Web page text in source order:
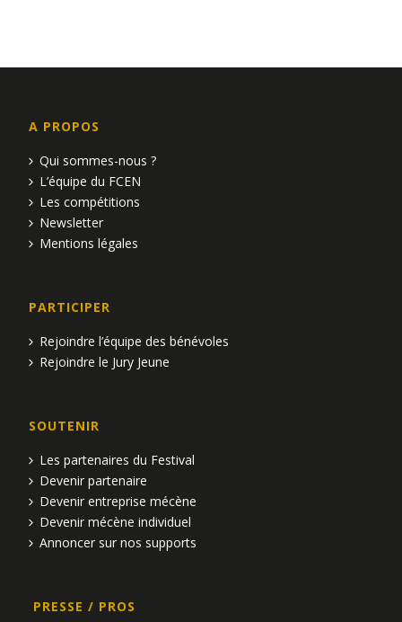
A PROPOS
Qui sommes-nous ?
L’équipe du FCEN
Les compétitions
Newsletter
Mentions légales
PARTICIPER
Rejoindre l’équipe des bénévoles
Rejoindre le Jury Jeune
SOUTENIR
Les partenaires du Festival
Devenir partenaire
Devenir entreprise mécène
Devenir mécène individuel
Annoncer sur nos supports
PRESSE / PROS